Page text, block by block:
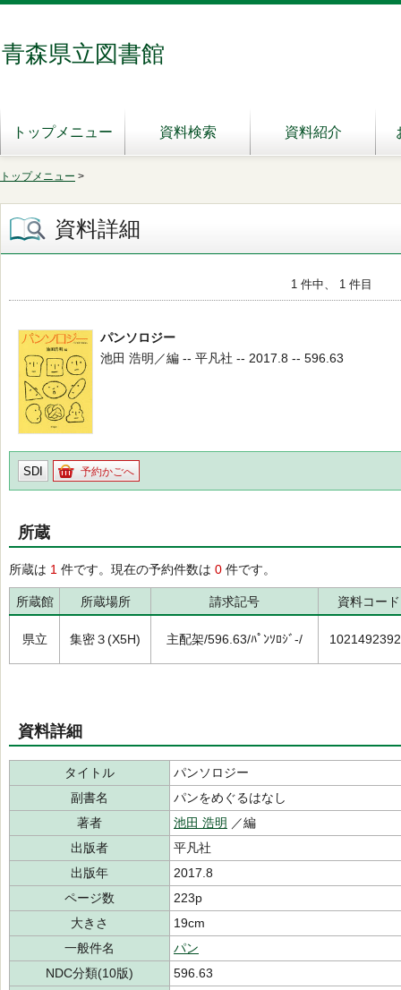
青森県立図書館
トップメニュー 資料検索 資料紹介
トップメニュー >
資料詳細
1 件中、 1 件目
パンソロジー
池田 浩明／編 -- 平凡社 -- 2017.8 -- 596.63
SDI 予約かごへ
所蔵
所蔵は 1 件です。現在の予約件数は 0 件です。
所蔵館 所蔵場所 請求記号 資料コード
県立 集密３(X5H) 主配架/596.63/ﾊﾟﾝｿﾛｼﾞ-/
資料詳細
タイトル
パンソロジー
副書名
パンをめぐるはなし
著者
池田 浩明 ／編
出版者
平凡社
出版年
2017.8
ページ数
223p
大きさ
19cm
一般件名
パン
NDC分類(10版)
596.63